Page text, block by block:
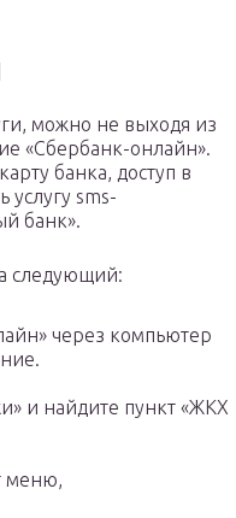
можно не выходя из
«Сбербанк-онлайн».
банка, доступ в
услугу sms-
банк».
следующий:
через компьютер
и найдите пункт «ЖКХ
меню,